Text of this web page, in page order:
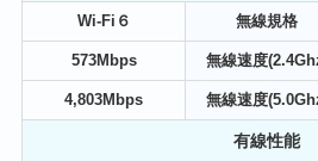
Wi-Fi６ 無線規格
573Mbps 無線速度
4,803Mbps 無線速度
有線性能